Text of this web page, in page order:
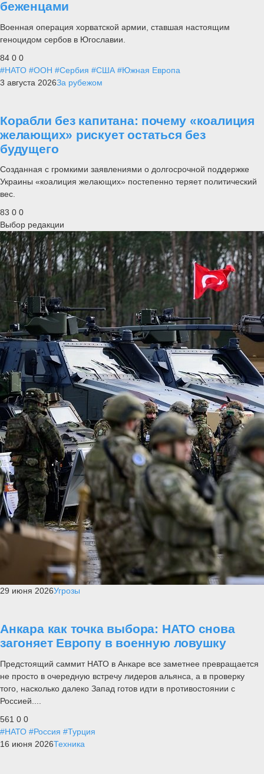
беженцами
Военная операция хорватской армии, ставшая настоящим
геноцидом сербов в Югославии.
84 0 0
#НАТО #ООН #Сербия #США #Южная Европа
3 августа 2026За рубежом
Корабли без капитана: почему «коалиция
желающих» рискует остаться без
будущего
Созданная с громкими заявлениями о долгосрочной поддержке
Украины «коалиция желающих» постепенно теряет политический
вес.
83 0 0
Выбор редакции
29 июня 2026Угрозы
Анкара как точка выбора: НАТО снова
загоняет Европу в военную ловушку
Предстоящий саммит НАТО в Анкаре все заметнее превращается
не просто в очередную встречу лидеров альянса, а в проверку
того, насколько далеко Запад готов идти в противостоянии с
Россией....
561 0 0
#НАТО #Россия #Турция
16 июня 2026Техника